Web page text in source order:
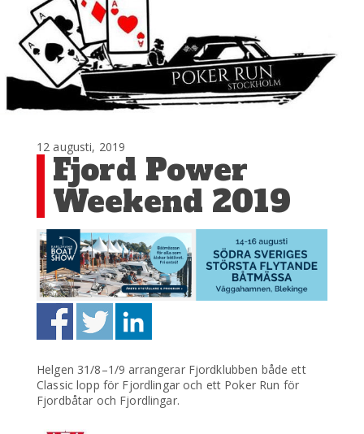
12 augusti, 2019
Fjord Power
Weekend 2019
Helgen 31/8–1/9 arrangerar Fjordklubben både ett
Classic lopp för Fjordlingar och ett Poker Run för
Fjordbåtar och Fjordlingar.